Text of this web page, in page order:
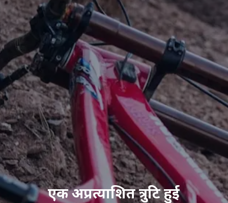
एक अप्रत्याशित त्रुटि हुई